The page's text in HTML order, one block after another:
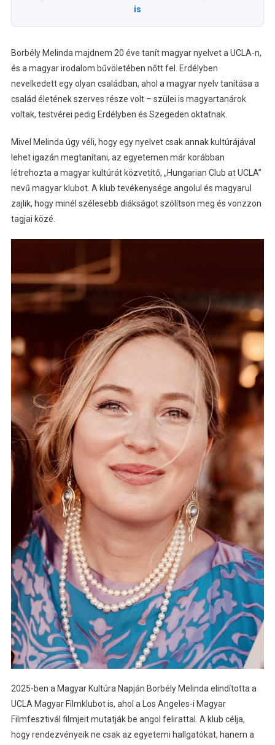
is
Borbély Melinda majdnem 20 éve tanít magyar nyelvet a UCLA-n,
és a magyar irodalom bűvöletében nőtt fel. Erdélyben
nevelkedett egy olyan családban, ahol a magyar nyelv tanítása a
család életének szerves része volt – szülei is magyartanárok
voltak, testvérei pedig Erdélyben és Szegeden oktatnak.
Mivel Melinda úgy véli, hogy egy nyelvet csak annak kultúrájával
lehet igazán megtanítani, az egyetemen már korábban
létrehozta a magyar kultúrát közvetítő, „Hungarian Club at UCLA”
nevű magyar klubot. A klub tevékenysége angolul és magyarul
zajlik, hogy minél szélesebb diákságot szólítson meg és vonzzon
tagjai közé.
2025-ben a Magyar Kultúra Napján Borbély Melinda elindította a
UCLA Magyar Filmklubot is, ahol a Los Angeles-i Magyar
Filmfesztivál filmjeit mutatják be angol felirattal. A klub célja,
hogy rendezvényeik ne csak az egyetemi hallgatókat, hanem a